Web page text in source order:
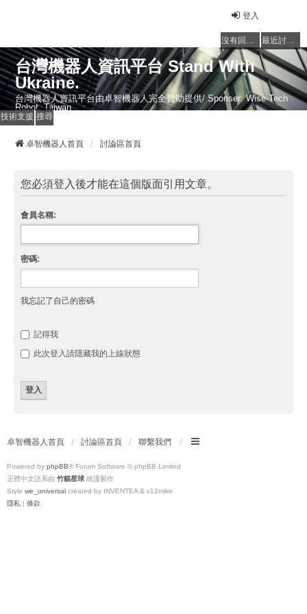
登入
沒有回覆的主題 最近討論的主題
台灣機器人資訊平台 Stand With
Ukraine.
台灣機器人資訊平台由卓智機器人完全贊助提供/ Sponser: Wise-Tech
Robot, Taiwan
技術支援 搜尋
卓智機器人首頁 討論區首頁
您必須登入後才能在這個版面引用文章。
會員名稱:
密碼:
我忘記了自己的密碼
記得我
此次登入請隱藏我的上線狀態
卓智機器人首頁 討論區首頁 聯繫我們
Powered by phpBB® Forum Software © phpBB Limited
正體中文語系由 竹貓星球 維護製作
Style we_universal created by INVENTEA & v12mike
隱私 | 條款